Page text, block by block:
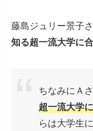
藤島ジュリー景子
知る超一流大学に
ちなみにＡ
超一流大学
らは大学生